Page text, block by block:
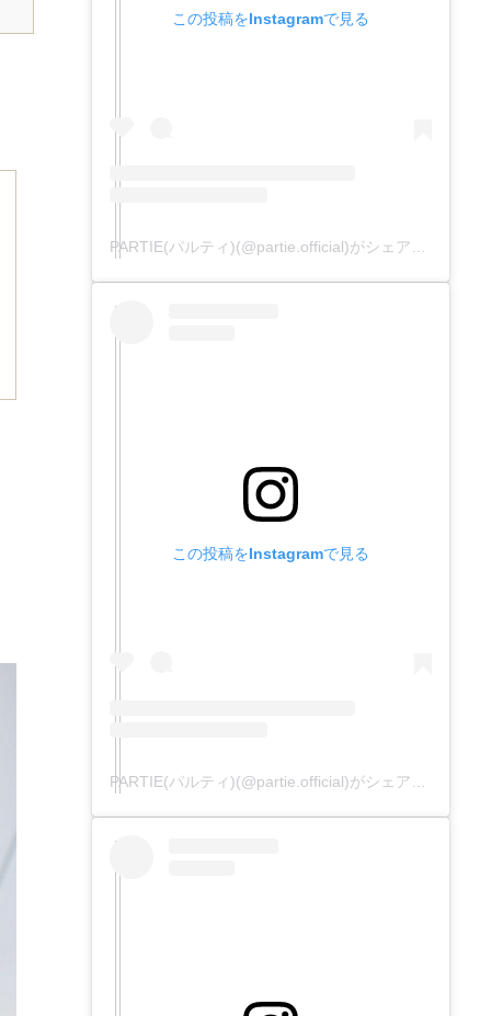
この投稿をInstagramで見る
PARTIE(パルティ)(@partie.official)がシェアした投稿
この投稿をInstagramで見る